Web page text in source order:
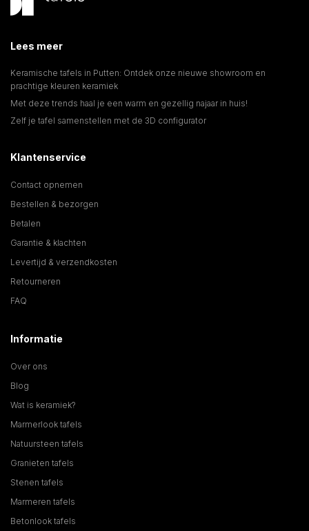
Lees meer
Keramische tafels in Putten: Ontdek onze nieuwe showroom en
prachtige kleuren keramiek
Met deze trends haal je een warm en gezellig najaar in huis!
Zelf je tafel samenstellen met de 3D configurator
Klantenservice
Contact opnemen
Bestellen & bezorgen
Betalen
Garantie & klachten
Levertijd & verzendkosten
Retourneren
FAQ
Informatie
Over ons
Blog
Wat is keramiek?
Marmerlook tafels
Natuursteen tafels
Granieten tafels
Stenen tafels
Marmeren tafels
Betonlook tafels